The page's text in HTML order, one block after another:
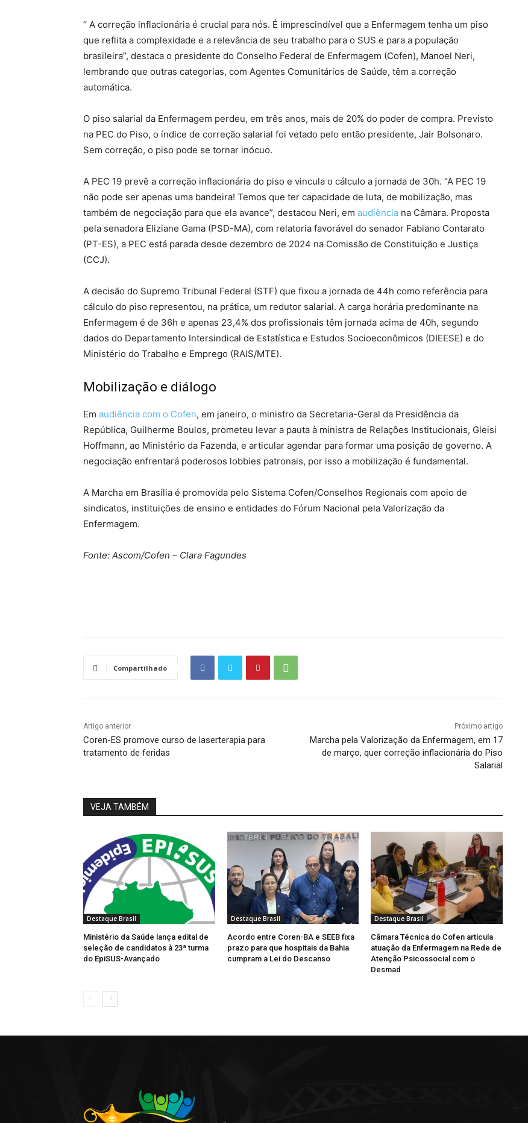
“ A correção inflacionária é crucial para nós. É imprescindível que a Enfermagem tenha um piso
que reflita a complexidade e a relevância de seu trabalho para o SUS e para a população
brasileira”, destaca o presidente do Conselho Federal de Enfermagem (Cofen), Manoel Neri,
lembrando que outras categorias, com Agentes Comunitários de Saúde, têm a correção
automática.
O piso salarial da Enfermagem perdeu, em três anos, mais de 20% do poder de compra. Previsto
na PEC do Piso, o índice de correção salarial foi vetado pelo então presidente, Jair Bolsonaro.
Sem correção, o piso pode se tornar inócuo.
A PEC 19 prevê a correção inflacionária do piso e vincula o cálculo a jornada de 30h. “A PEC 19
não pode ser apenas uma bandeira! Temos que ter capacidade de luta, de mobilização, mas
também de negociação para que ela avance”, destacou Neri, em audiência na Câmara. Proposta
pela senadora Eliziane Gama (PSD-MA), com relatoria favorável do senador Fabiano Contarato
(PT-ES), a PEC está parada desde dezembro de 2024 na Comissão de Constituição e Justiça
(CCJ).
A decisão do Supremo Tribunal Federal (STF) que fixou a jornada de 44h como referência para
cálculo do piso representou, na prática, um redutor salarial. A carga horária predominante na
Enfermagem é de 36h e apenas 23,4% dos profissionais têm jornada acima de 40h, segundo
dados do Departamento Intersindical de Estatística e Estudos Socioeconômicos (DIEESE) e do
Ministério do Trabalho e Emprego (RAIS/MTE).
Mobilização e diálogo
Em audiência com o Cofen, em janeiro, o ministro da Secretaria-Geral da Presidência da
República, Guilherme Boulos, prometeu levar a pauta à ministra de Relações Institucionais, Gleisi
Hoffmann, ao Ministério da Fazenda, e articular agendar para formar uma posição de governo. A
negociação enfrentará poderosos lobbies patronais, por isso a mobilização é fundamental.
A Marcha em Brasília é promovida pelo Sistema Cofen/Conselhos Regionais com apoio de
sindicatos, instituições de ensino e entidades do Fórum Nacional pela Valorização da
Enfermagem.
Fonte: Ascom/Cofen – Clara Fagundes
Compartilhado
Artigo anterior
Coren-ES promove curso de laserterapia para
tratamento de feridas
Próximo artigo
Marcha pela Valorização da Enfermagem, em 17
de março, quer correção inflacionária do Piso
Salarial
VEJA TAMBÉM
Destaque Brasil
Ministério da Saúde lança edital de
seleção de candidatos à 23ª turma
do EpiSUS-Avançado
Destaque Brasil
Acordo entre Coren-BA e SEEB fixa
prazo para que hospitais da Bahia
cumpram a Lei do Descanso
Destaque Brasil
Câmara Técnica do Cofen articula
atuação da Enfermagem na Rede de
Atenção Psicossocial com o
Desmad